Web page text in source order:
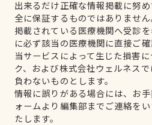
出来るだけ正確な情報掲載に努
全に保証するものではありません
掲載されている医療機関へ受診
に必ず該当の医療機関に直接ご確
当サービスによって生じた損害
ク、および株式会社ウェルネス
負わないものとします。
情報に誤りがある場合には、お
ォームより編集部までご連絡を
たします。